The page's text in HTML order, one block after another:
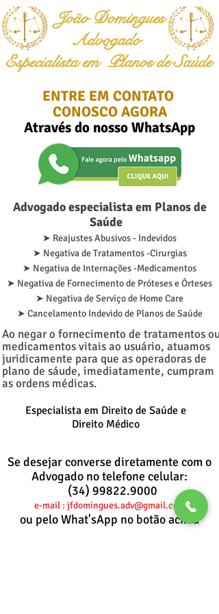
JoãoDomingues
Advogado
Especialista em Planos de Saúde
ENTRE EM CONTATO
CONOSCO AGORA
Através do nosso WhatsApp
Advogado especialista em Planos de
Saúde
➤ Reajustes Abusivos - Indevidos
➤ Negativa de Tratamentos -Cirurgias
➤ Negativa de Internações -Medicamentos
➤ Negativa de Fornecimento de Próteses e Órteses
➤ Negativa de Serviço de Home Care
➤ Cancelamento Indevido de Planos de Saúde
Ao negar o fornecimento de tratamentos ou
medicamentos vitais ao usuário, atuamos
juridicamente para que as operadoras de
plano de sáude, imediatamente, cumpram
as ordens médicas.
Especialista em Direito de Saúde e
Direito Médico
Se desejar converse diretamente com o
Advogado no telefone celular:
(34) 99822.9000
e-mail : jfdomingues.adv@gmail.com
ou pelo What'sApp no botão acima